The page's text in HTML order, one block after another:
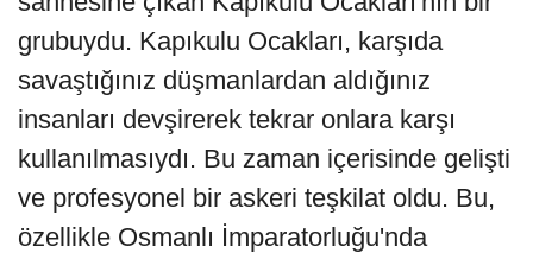
grubuydu. Kapıkulu Ocakları, karşıda
savaştığınız düşmanlardan aldığınız
insanları devşirerek tekrar onlara karşı
kullanılmasıydı. Bu zaman içerisinde gelişti
ve profesyonel bir askeri teşkilat oldu. Bu,
özellikle Osmanlı İmparatorluğu'nda